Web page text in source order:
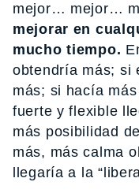
mejor… mejor…
mejorar en
mucho tiempo.
obtendría más; si
más; si hacía
fuerte y flexible
más posibilidad
más, más calma
llegaría a la